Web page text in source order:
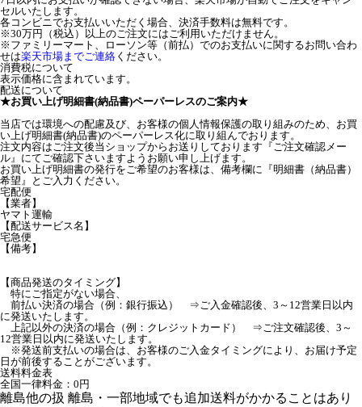
セルいたします。
各コンビニでお支払いいただく場合、決済手数料は無料です。
※30万円（税込）以上のご注文にはご利用いただけません。
※ファミリーマート、ローソン等（前払）でのお支払いに関するお問い合わ
せは楽天市場までご連絡 ください。
消費税について
表示価格に含まれています。
配送について
★お買い上げ明細書(納品書)ペーパーレスのご案内★
当店では環境への配慮及び、お客様の個人情報保護の取り組みのため、お買
い上げ明細書(納品書)のペーパーレス化に取り組んでおります。
注文内容はご注文後当ショップからお送りしております『ご注文確認メー
ル』にてご確認下さいますようお願い申し上げます。
お買い上げ明細書の発行をご希望のお客様は、備考欄に『明細書（納品書）
希望』とご入力ください。
宅配便
【業者】
ヤマト運輸
【配送サービス名】
宅急便
【備考】
【商品発送のタイミング】
特にご指定がない場合、
前払い決済の場合（例：銀行振込） ⇒ご入金確認後、3～12営業日以内
に発送いたします。
上記以外の決済の場合（例：クレジットカード） ⇒ご注文確認後、3～
12営業日以内に発送いたします。
※発送前支払いの場合は、お客様のご入金タイミングにより、お届け予定
日が前後することがございます。
送料料金表
全国一律料金：0円
離島他の扱 離島・一部地域でも追加送料がかかることはあり